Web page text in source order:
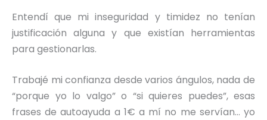
Entendí que mi inseguridad y timidez no tenían
justificación alguna y que existían herramientas
para gestionarlas.
Trabajé mi confianza desde varios ángulos, nada de
“porque yo lo valgo” o “si quieres puedes”, esas
frases de autoayuda a 1€ a mí no me servían… yo